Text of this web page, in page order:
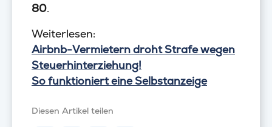
80.
Weiterlesen:
Airbnb-Vermietern droht Strafe wegen
Steuerhinterziehung!
So funktioniert eine Selbstanzeige
Diesen Artikel teilen